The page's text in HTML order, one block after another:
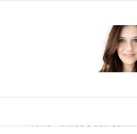
HOME»SAÚDE E BEM ESTAR